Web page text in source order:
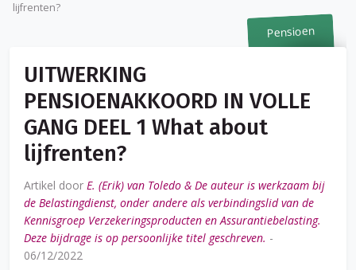
lijfrenten?
Pensioen
UITWERKING
PENSIOENAKKOORD IN VOLLE
GANG DEEL 1 What about
lijfrenten?
Artikel door E. (Erik) van Toledo & De auteur is werkzaam bij
de Belastingdienst, onder andere als verbindingslid van de
Kennisgroep Verzekeringsproducten en Assurantiebelasting.
Deze bijdrage is op persoonlijke titel geschreven. -
06/12/2022